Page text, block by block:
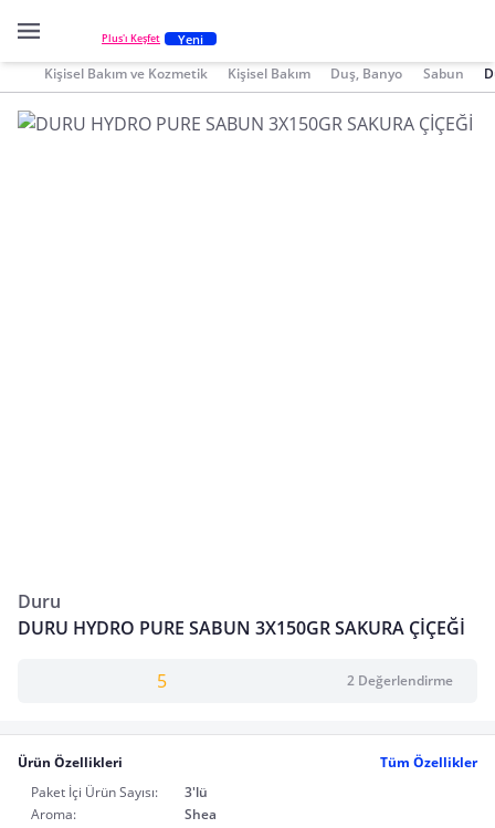
Plus'ı Keşfet Yeni
Kişisel Bakım ve Kozmetik Kişisel Bakım Duş, Banyo Sabun
Duru
DURU HYDRO PURE SABUN 3X150GR SAKURA ÇİÇEĞİ
5 2 Değerlendirme
Ürün Özellikleri
Tüm Özellikler
Paket İçi Ürün Sayısı:
3'lü
Aroma:
Shea